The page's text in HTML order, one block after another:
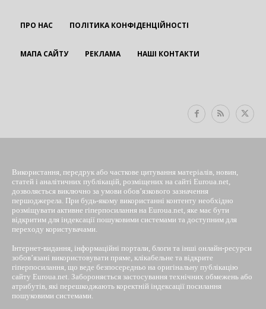
ПРО НАС ПОЛІТИКА КОНФІДЕНЦІЙНОСТІ
МАПА САЙТУ РЕКЛАМА НАШІ КОНТАКТИ
Використання, передрук або часткове цитування матеріалів, новин,
статей і аналітичних публікацій, розміщених на сайті Euroua.net,
дозволяється виключно за умови обов’язкового зазначення
першоджерела. При будь-якому використанні контенту необхідно
розміщувати активне гіперпосилання на Euroua.net, яке має бути
відкритим для індексації пошуковими системами та доступним для
переходу користувачами.
Інтернет-видання, інформаційні портали, блоги та інші онлайн-ресурси
зобов’язані використовувати пряме, клікабельне та відкрите
гіперпосилання, що веде безпосередньо на оригінальну публікацію
сайту Euroua.net. Забороняється застосування технічних обмежень або
атрибутів, які перешкоджають коректній індексації посилання
пошуковими системами.